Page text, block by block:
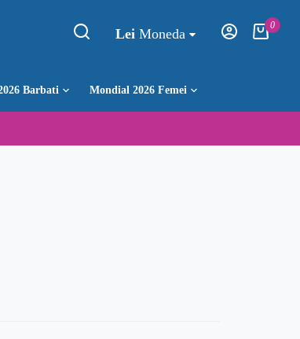
Lei Moneda
0
Barbati Mondial 2026 Femei